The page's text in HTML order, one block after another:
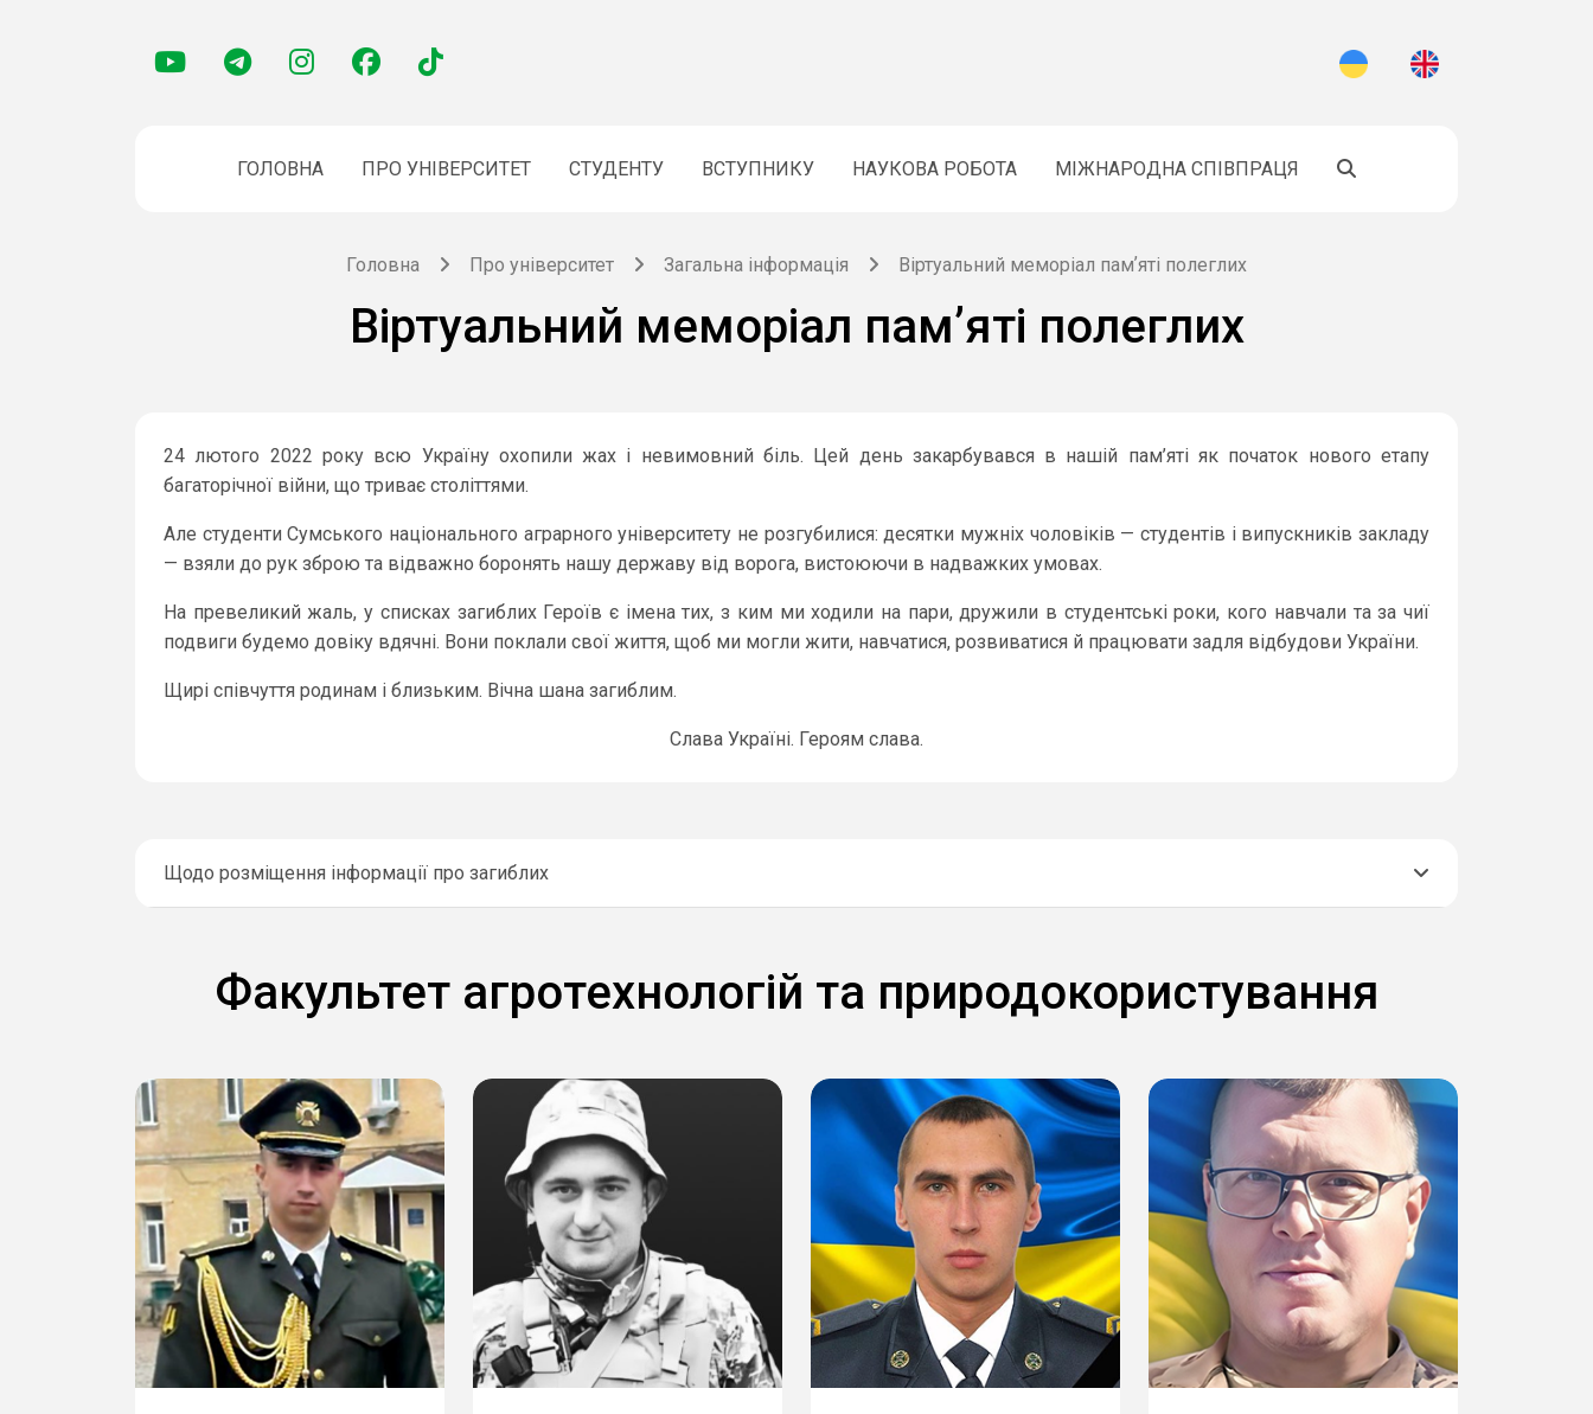
ГОЛОВНА ПРО УНІВЕРСИТЕТ СТУДЕНТУ ВСТУПНИКУ НАУКОВА РОБОТА МІЖНАРОДНА СПІВПРАЦЯ
Головна Про університет Загальна інформація Віртуальний меморіал памʼяті полеглих
Віртуальний меморіал памʼяті полеглих
24 лютого 2022 року всю Україну охопили жах і невимовний біль. Цей день закарбувався в нашій пам’яті як початок нового етапу
багаторічної війни, що триває століттями.
Але студенти Сумського національного аграрного університету не розгубилися: десятки мужніх чоловіків — студентів і випускників закладу
— взяли до рук зброю та відважно боронять нашу державу від ворога, вистоюючи в надважких умовах.
На превеликий жаль, у списках загиблих Героїв є імена тих, з ким ми ходили на пари, дружили в студентські роки, кого навчали та за чиї
подвиги будемо довіку вдячні. Вони поклали свої життя, щоб ми могли жити, навчатися, розвиватися й працювати задля відбудови України.
Щирі співчуття родинам і близьким. Вічна шана загиблим.
Слава Україні. Героям слава.
Щодо розміщення інформації про загиблих
Факультет агротехнологій та природокористування